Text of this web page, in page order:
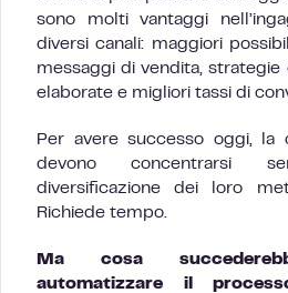
sono molti vantaggi
diversi canali: maggiori
messaggi di vendita, strategie
elaborate e migliori tassi di
Per avere successo oggi, la
devono concentrarsi
diversificazione dei loro
Richiede tempo.
Ma cosa
automatizzare il